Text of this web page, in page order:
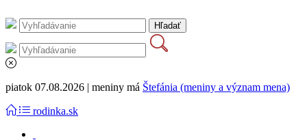
piatok 07.08.2026 | meniny má Štefánia (meniny a význam mena)
rodinka.sk